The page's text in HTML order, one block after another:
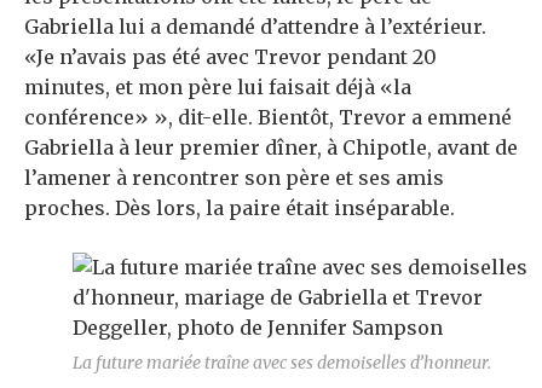
Gabriella lui a demandé d’attendre à l’extérieur.
«Je n’avais pas été avec Trevor pendant 20
minutes, et mon père lui faisait déjà «la
conférence» », dit-elle. Bientôt, Trevor a emmené
Gabriella à leur premier dîner, à Chipotle, avant de
l’amener à rencontrer son père et ses amis
proches. Dès lors, la paire était inséparable.
La future mariée traîne avec ses demoiselles d’honneur.